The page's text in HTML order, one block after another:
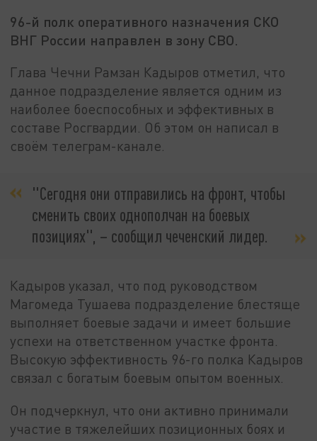
96-й полк оперативного назначения СКО
ВНГ России направлен в зону СВО.
Глава Чечни Рамзан Кадыров отметил, что
данное подразделение является одним из
наиболее боеспособных и эффективных в
составе Росгвардии. Об этом он написал в
своём телеграм-канале.
"Сегодня они отправились на фронт, чтобы
сменить своих однополчан на боевых
позициях", – сообщил чеченский лидер.
Кадыров указал, что под руководством
Магомеда Тушаева подразделение блестяще
выполняет боевые задачи и имеет большие
успехи на ответственном участке фронта.
Высокую эффективность 96-го полка Кадыров
связал с богатым боевым опытом военных.
Он подчеркнул, что они активно принимали
участие в тяжелейших позиционных боях и